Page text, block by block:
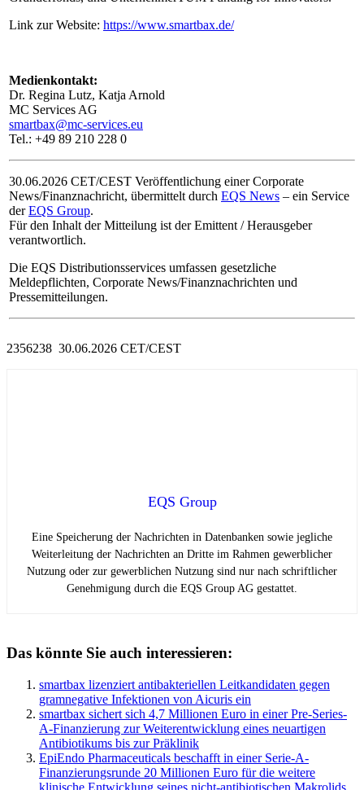
Link zur Website: https://www.smartbax.de/
Medienkontakt:
Dr. Regina Lutz, Katja Arnold
MC Services AG
smartbax@mc-services.eu
Tel.: +49 89 210 228 0
30.06.2026 CET/CEST Veröffentlichung einer Corporate
News/Finanznachricht, übermittelt durch EQS News – ein Service
derEQS Group.
Für den Inhalt der Mitteilung ist der Emittent / Herausgeber
verantwortlich.
Die EQS Distributionsservices umfassen gesetzliche
Meldepflichten, Corporate News/Finanznachrichten und
Pressemitteilungen.
2356238 30.06.2026 CET/CEST
EQS Group
Eine Speicherung der Nachrichten in Datenbanken sowie jegliche
Weiterleitung der Nachrichten an Dritte im Rahmen gewerblicher
Nutzung oder zur gewerblichen Nutzung sind nur nach schriftlicher
Genehmigung durch die EQS Group AG gestattet.
Das könnte Sie auch interessieren:
smartbax lizenziert antibakteriellen Leitkandidaten gegen
gramnegative Infektionen von Aicuris ein
smartbax sichert sich 4,7 Millionen Euro in einer Pre-Series-
A-Finanzierung zur Weiterentwicklung eines neuartigen
Antibiotikums bis zur Präklinik
EpiEndo Pharmaceuticals beschafft in einer Serie-A-
Finanzierungsrunde 20 Millionen Euro für die weitere
klinische Entwicklung seines nicht-antibiotischen Makrolids